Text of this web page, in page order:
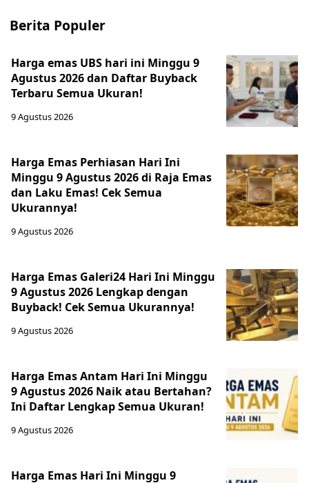
Berita Populer
Harga emas UBS hari ini Minggu 9
Agustus 2026 dan Daftar Buyback
Terbaru Semua Ukuran!
9 Agustus 2026
Harga Emas Perhiasan Hari Ini
Minggu 9 Agustus 2026 di Raja Emas
dan Laku Emas! Cek Semua
Ukurannya!
9 Agustus 2026
Harga Emas Galeri24 Hari Ini Minggu
9 Agustus 2026 Lengkap dengan
Buyback! Cek Semua Ukurannya!
9 Agustus 2026
Harga Emas Antam Hari Ini Minggu
9 Agustus 2026 Naik atau Bertahan?
Ini Daftar Lengkap Semua Ukuran!
9 Agustus 2026
Harga Emas Hari Ini Minggu 9